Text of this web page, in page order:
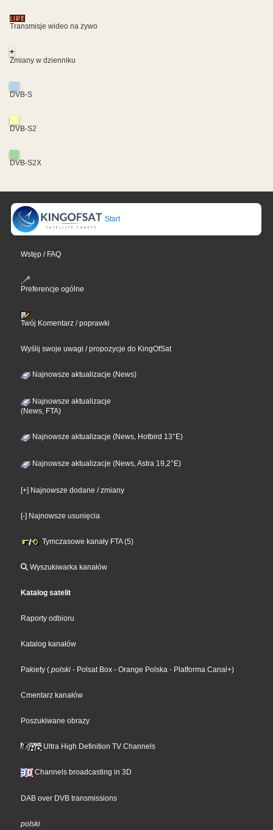
Transmisje wideo na żywo
+
Zmiany w dzienniku
DVB-S
DVB-S2
DVB-S2X
Start
Wstęp / FAQ
Preferencje ogólne
Twój Komentarz / poprawki
Wyślij swoje uwagi / propozycje do KingOfSat
Najnowsze aktualizacje (News)
Najnowsze aktualizacje
(News, FTA)
Najnowsze aktualizacje (News, Hotbird 13°E)
Najnowsze aktualizacje (News, Astra 19,2°E)
[+] Najnowsze dodane / zmiany
[-] Najnowsze usunięcia
Tymczasowe kanały FTA (5)
Wyszukiwarka kanałów
Katalog satelit
Raporty odbioru
Katalog kanałów
Pakiety ( polski - Polsat Box - Orange Polska - Platforma Canal+)
Cmentarz kanałów
Poszukiwane obrazy
Ultra High Definition TV Channels
Channels broadcasting in 3D
DAB over DVB transmissions
polski